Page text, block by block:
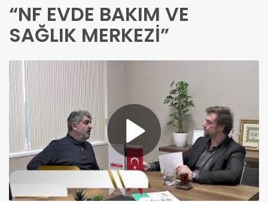
“NF EVDE BAKIM VE
SAĞLIK MERKEZİ”